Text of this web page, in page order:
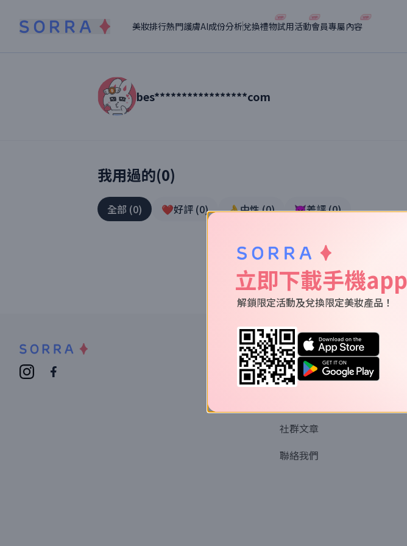
美妝排行熱門護膚AI成份分析兌換禮物試用活動會員專屬內容
讀者【bes*****************com 】美妝真實體驗
bes*****************com
我用過的(0)
全部 (0) ❤️好評 (0) 👌中性(0) 👿差評(0)
關於我們
認識SORRA
社群文章
聯絡我們
立即下載手機app
解鎖限定活動及兌換限定美妝產品！